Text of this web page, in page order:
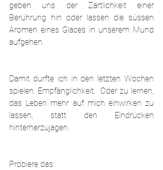
geben uns der Zärtlichkeit einer
Berührung hin oder lassen die süssen
Aromen eines Glaces in unserem Mund
aufgehen.
Damit durfte ich in den letzten Wochen
spielen. Empfänglichkeit.  Oder zu lernen,
das Leben mehr auf mich einwirken zu
lassen, statt den Eindrücken
hinterherzujagen.
Probiere das: